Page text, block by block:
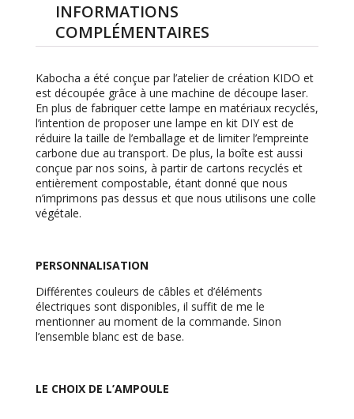
INFORMATIONS
COMPLÉMENTAIRES
Kabocha a été conçue par l’atelier de création KIDO et
est découpée grâce à une machine de découpe laser.
En plus de fabriquer cette lampe en matériaux recyclés,
l’intention de proposer une lampe en kit DIY est de
réduire la taille de l’emballage et de limiter l’empreinte
carbone due au transport. De plus, la boîte est aussi
conçue par nos soins, à partir de cartons recyclés et
entièrement compostable, étant donné que nous
n’imprimons pas dessus et que nous utilisons une colle
végétale.
PERSONNALISATION
Différentes couleurs de câbles et d’éléments
électriques sont disponibles, il suffit de me le
mentionner au moment de la commande. Sinon
l’ensemble blanc est de base.
LE CHOIX DE L’AMPOULE